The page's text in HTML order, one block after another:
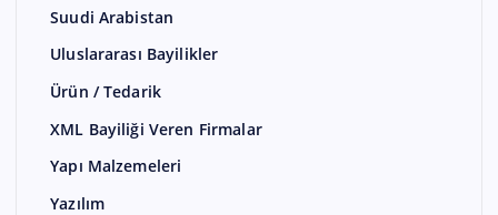
Suudi Arabistan
Uluslararası Bayilikler
Ürün / Tedarik
XML Bayiliği Veren Firmalar
Yapı Malzemeleri
Yazılım